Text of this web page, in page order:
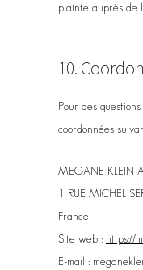
plainte auprès de
10.
Pour des
coordonnées
MEGANE KLEIN
1 RUE MICHEL
France
Site web : https://
E-mail :